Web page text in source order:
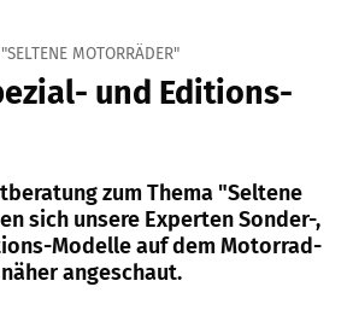
MOTORRÄDER"
und Editions-
zum Thema "Seltene
sich unsere Experten Sonder-,
Modelle auf dem Motorrad-
angeschaut.